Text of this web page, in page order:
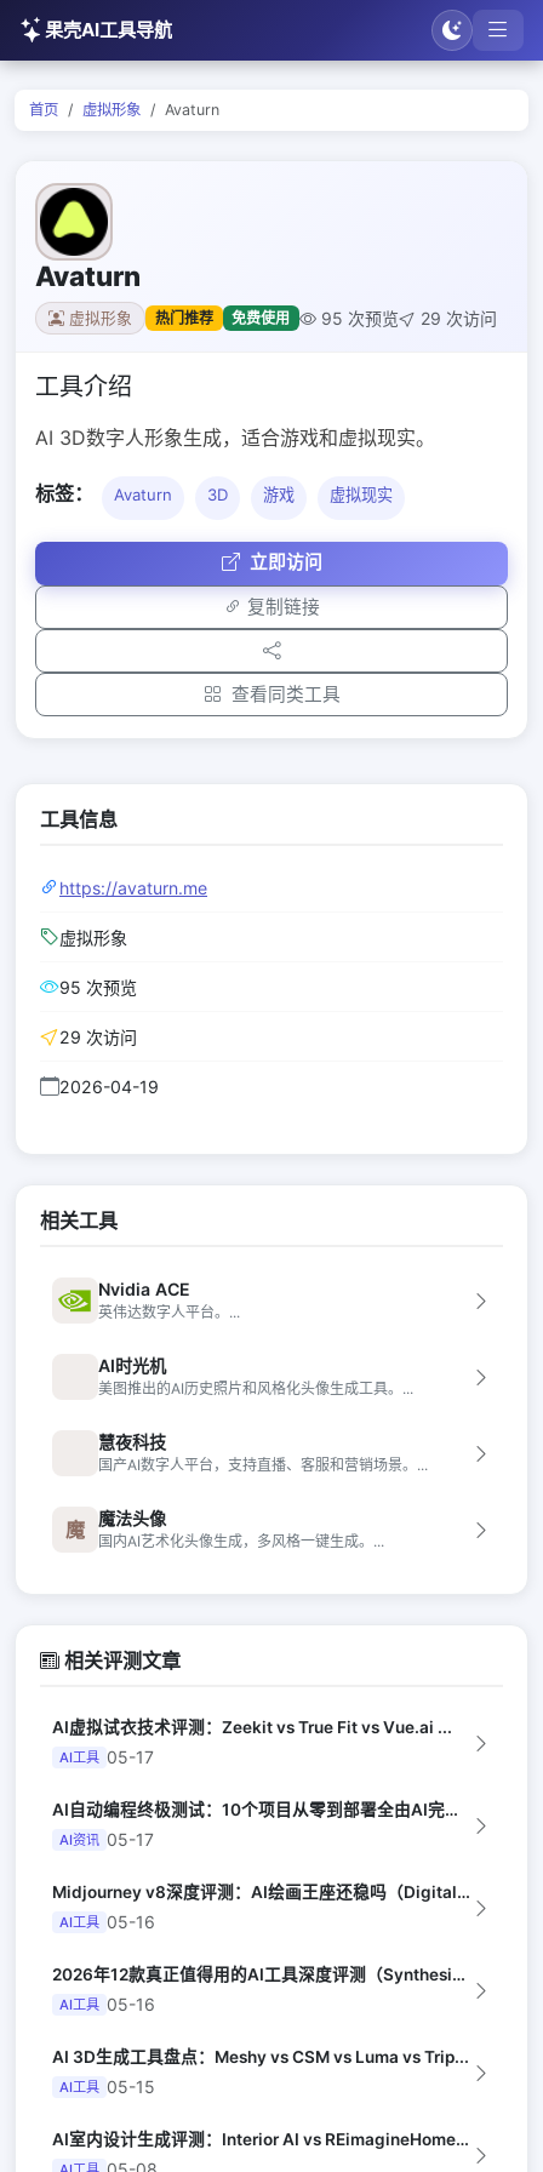
果壳AI工具导航
首页 虚拟形象 Avaturn
Avaturn
虚拟形象 热门推荐 免费使用 95 次预览 29 次访问
工具介绍
AI 3D数字人形象生成，适合游戏和虚拟现实。
标签： Avaturn 3D 游戏 虚拟现实
立即访问
复制链接
查看同类工具
工具信息
https://avaturn.me
虚拟形象
95 次预览
29 次访问
2026-04-19
相关工具
Nvidia ACE
英伟达数字人平台。...
AI时光机
美图推出的AI历史照片和风格化头像生成工具。...
慧夜科技
国产AI数字人平台，支持直播、客服和营销场景。...
魔 魔法头像
国内AI艺术化头像生成，多风格一键生成。...
相关评测文章
AI虚拟试衣技术评测：Zeekit vs True Fit vs Vue.ai ...
AI工具 05-17
AI自动编程终极测试：10个项目从零到部署全由AI完成（Y Combinator...
AI资讯 05-17
Midjourney v8深度评测：AI绘画王座还稳吗（Digital Arts...
AI工具 05-16
2026年12款真正值得用的AI工具深度评测（Synthesia评选）
AI工具 05-16
AI 3D生成工具盘点：Meshy vs CSM vs Luma vs Trip...
AI工具 05-15
AI室内设计生成评测：Interior AI vs REimagineHome ...